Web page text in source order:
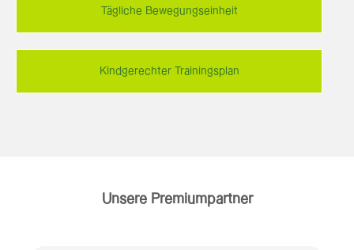
Tägliche Bewegungseinheit
Kindgerechter Trainingsplan
Unsere Premiumpartner